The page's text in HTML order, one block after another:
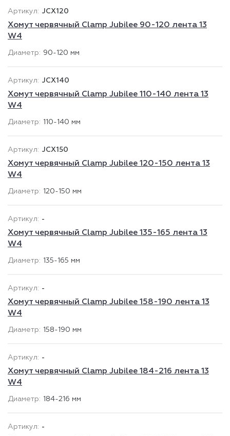
JCX120
Хомут червячный Clamp Jubilee 90-120 лента 13
W4
90-120 мм
JCX140
Хомут червячный Clamp Jubilee 110-140 лента 13
W4
110-140 мм
JCX150
Хомут червячный Clamp Jubilee 120-150 лента 13
W4
120-150 мм
-
Хомут червячный Clamp Jubilee 135-165 лента 13
W4
135-165 мм
-
Хомут червячный Clamp Jubilee 158-190 лента 13
W4
158-190 мм
-
Хомут червячный Clamp Jubilee 184-216 лента 13
W4
184-216 мм
-